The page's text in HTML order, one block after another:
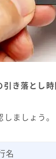
き落とし時
ましょう。
名